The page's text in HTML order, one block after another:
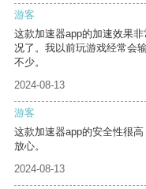
游客
这款加速器app的加速效果
况了。我以前玩游戏经常会
不少。
2024-08-13
游客
这款加速器app的安全性很
放心。
2024-08-13